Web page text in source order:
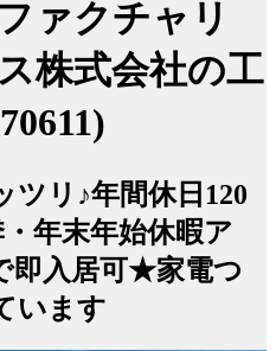
ァクチャリ
株式会社の工
ツリ♪年間休日120
年末年始休暇ア
即入居可★家電つ
います